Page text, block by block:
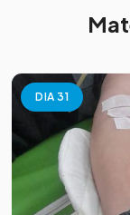
DIA 31